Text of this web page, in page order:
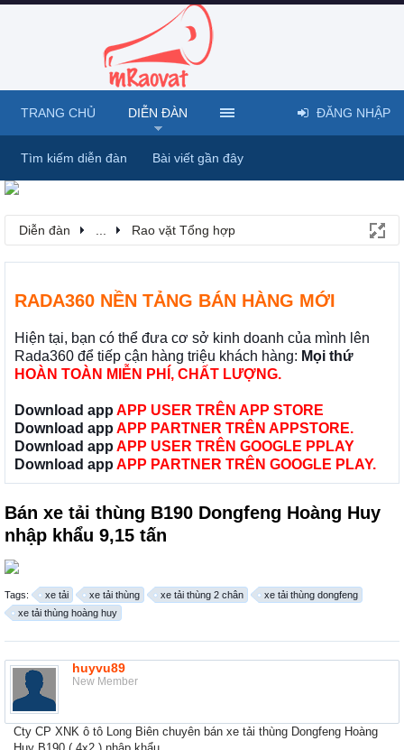
Diễn đàn Rao vặt Tổng hợp
RADA360 NỀN TẢNG BÁN HÀNG MỚI
Hiện tại, bạn có thể đưa cơ sở kinh doanh của mình lên
Rada360 để tiếp cận hàng triệu khách hàng: Mọi thứ
HOÀN TOÀN MIỄN PHÍ, CHẤT LƯỢNG.
Download app APP USER TRÊN APP STORE
Download app APP PARTNER TRÊN APPSTORE.
Download app APP USER TRÊN GOOGLE PPLAY
Download app APP PARTNER TRÊN GOOGLE PLAY.
Bán xe tải thùng B190 Dongfeng Hoàng Huy
nhập khẩu 9,15 tấn
Tags: xe tải xe tải thùng xe tải thùng 2 chân
xe tải thùng dongfeng
xe tải thùng hoàng huy
huyvu89
New Member
Cty CP XNK ô tô Long Biên chuyên bán xe tải thùng Dongfeng Hoàng
TRANG CHỦ DIỄN ĐÀN
Tìm kiếm diễn đàn Bài viết gần đây
ĐĂNG NHẬP